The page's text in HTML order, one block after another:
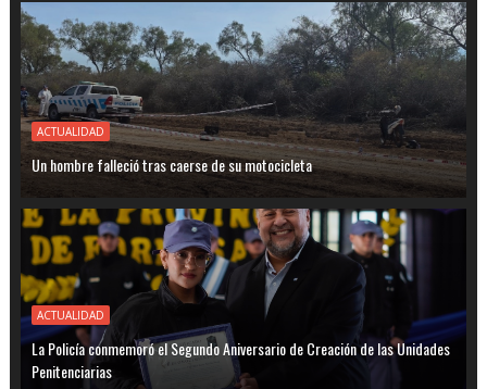
ACTUALIDAD
Un hombre falleció tras caerse de su motocicleta
ACTUALIDAD
La Policía conmemoró el Segundo Aniversario de Creación de las Unidades
Penitenciarias